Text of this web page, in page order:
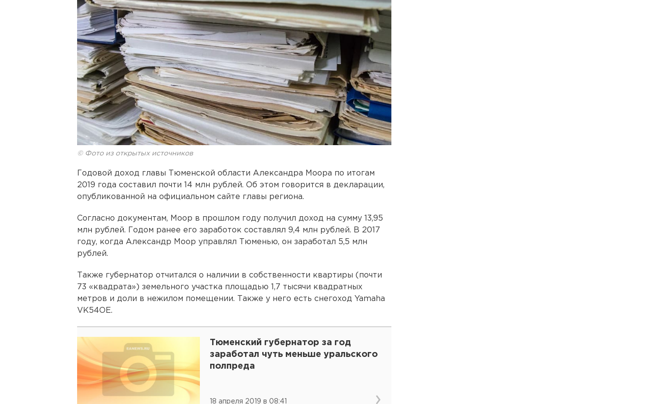
© Фото из открытых источников
Годовой доход главы Тюменской области Александра Моора по итогам
2019 года составил почти 14 млн рублей. Об этом говорится в декларации,
опубликованной на официальном сайте главы региона.
Согласно документам, Моор в прошлом году получил доход на сумму 13,95
млн рублей. Годом ранее его заработок составлял 9,4 млн рублей. В 2017
году, когда Александр Моор управлял Тюменью, он заработал 5,5 млн
рублей.
Также губернатор отчитался о наличии в собственности квартиры (почти
73 «квадрата») земельного участка площадью 1,7 тысячи квадратных
метров и доли в нежилом помещении. Также у него есть снегоход Yamaha
VK54OE.
Тюменский губернатор за год
заработал чуть меньше уральского
полпреда
18 апреля 2019 в 08:41